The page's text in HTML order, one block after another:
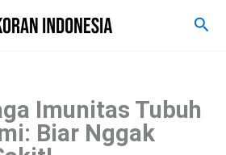
Cari
Imunitas Tubuh
Biar Nggak